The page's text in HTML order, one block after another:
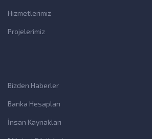
Hizmetlerimiz
Projelerimiz
Bizden Haberler
Banka Hesapları
İnsan Kaynakları